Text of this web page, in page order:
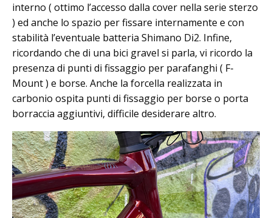
interno ( ottimo l’accesso dalla cover nella serie sterzo
) ed anche lo spazio per fissare internamente e con
stabilità l’eventuale batteria Shimano Di2. Infine,
ricordando che di una bici gravel si parla, vi ricordo la
presenza di punti di fissaggio per parafanghi ( F-
Mount ) e borse. Anche la forcella realizzata in
carbonio ospita punti di fissaggio per borse o porta
borraccia aggiuntivi, difficile desiderare altro.